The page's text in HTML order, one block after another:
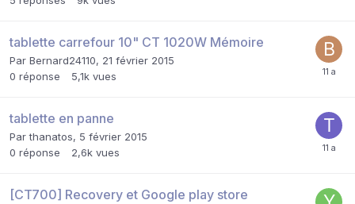
tablette carrefour 10" CT 1020W Mémoire
Par Bernard24110, 21 février 2015
0 réponse 5,1k vues
tablette en panne
Parthanatos, 5 février 2015
0 réponse 2,6k vues
[CT700] Recovery et Google play store